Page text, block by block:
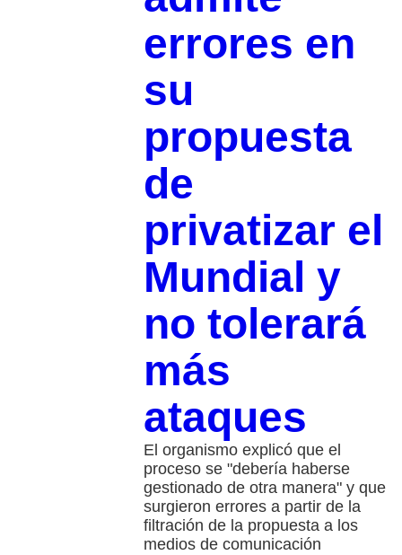
errores en
su
propuesta
de
privatizar el
Mundial y
no tolerará
más
ataques
El organismo explicó que el
proceso se "debería haberse
gestionado de otra manera" y que
surgieron errores a partir de la
filtración de la propuesta a los
medios de comunicación